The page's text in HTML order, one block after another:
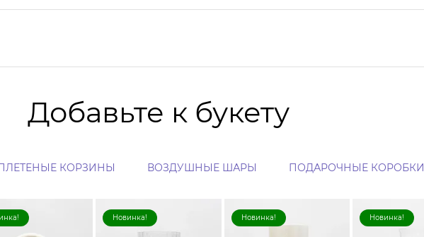
Добавьте к букету
КОРЗИНЫ ВОЗДУШНЫЕ ШАРЫ ПОДАРОЧНЫЕ КОРОБКИ
Новинка! Новинка! Новинка!